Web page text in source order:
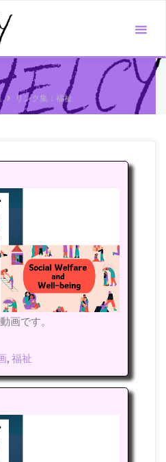
リンク集：福祉
画です。
,福祉